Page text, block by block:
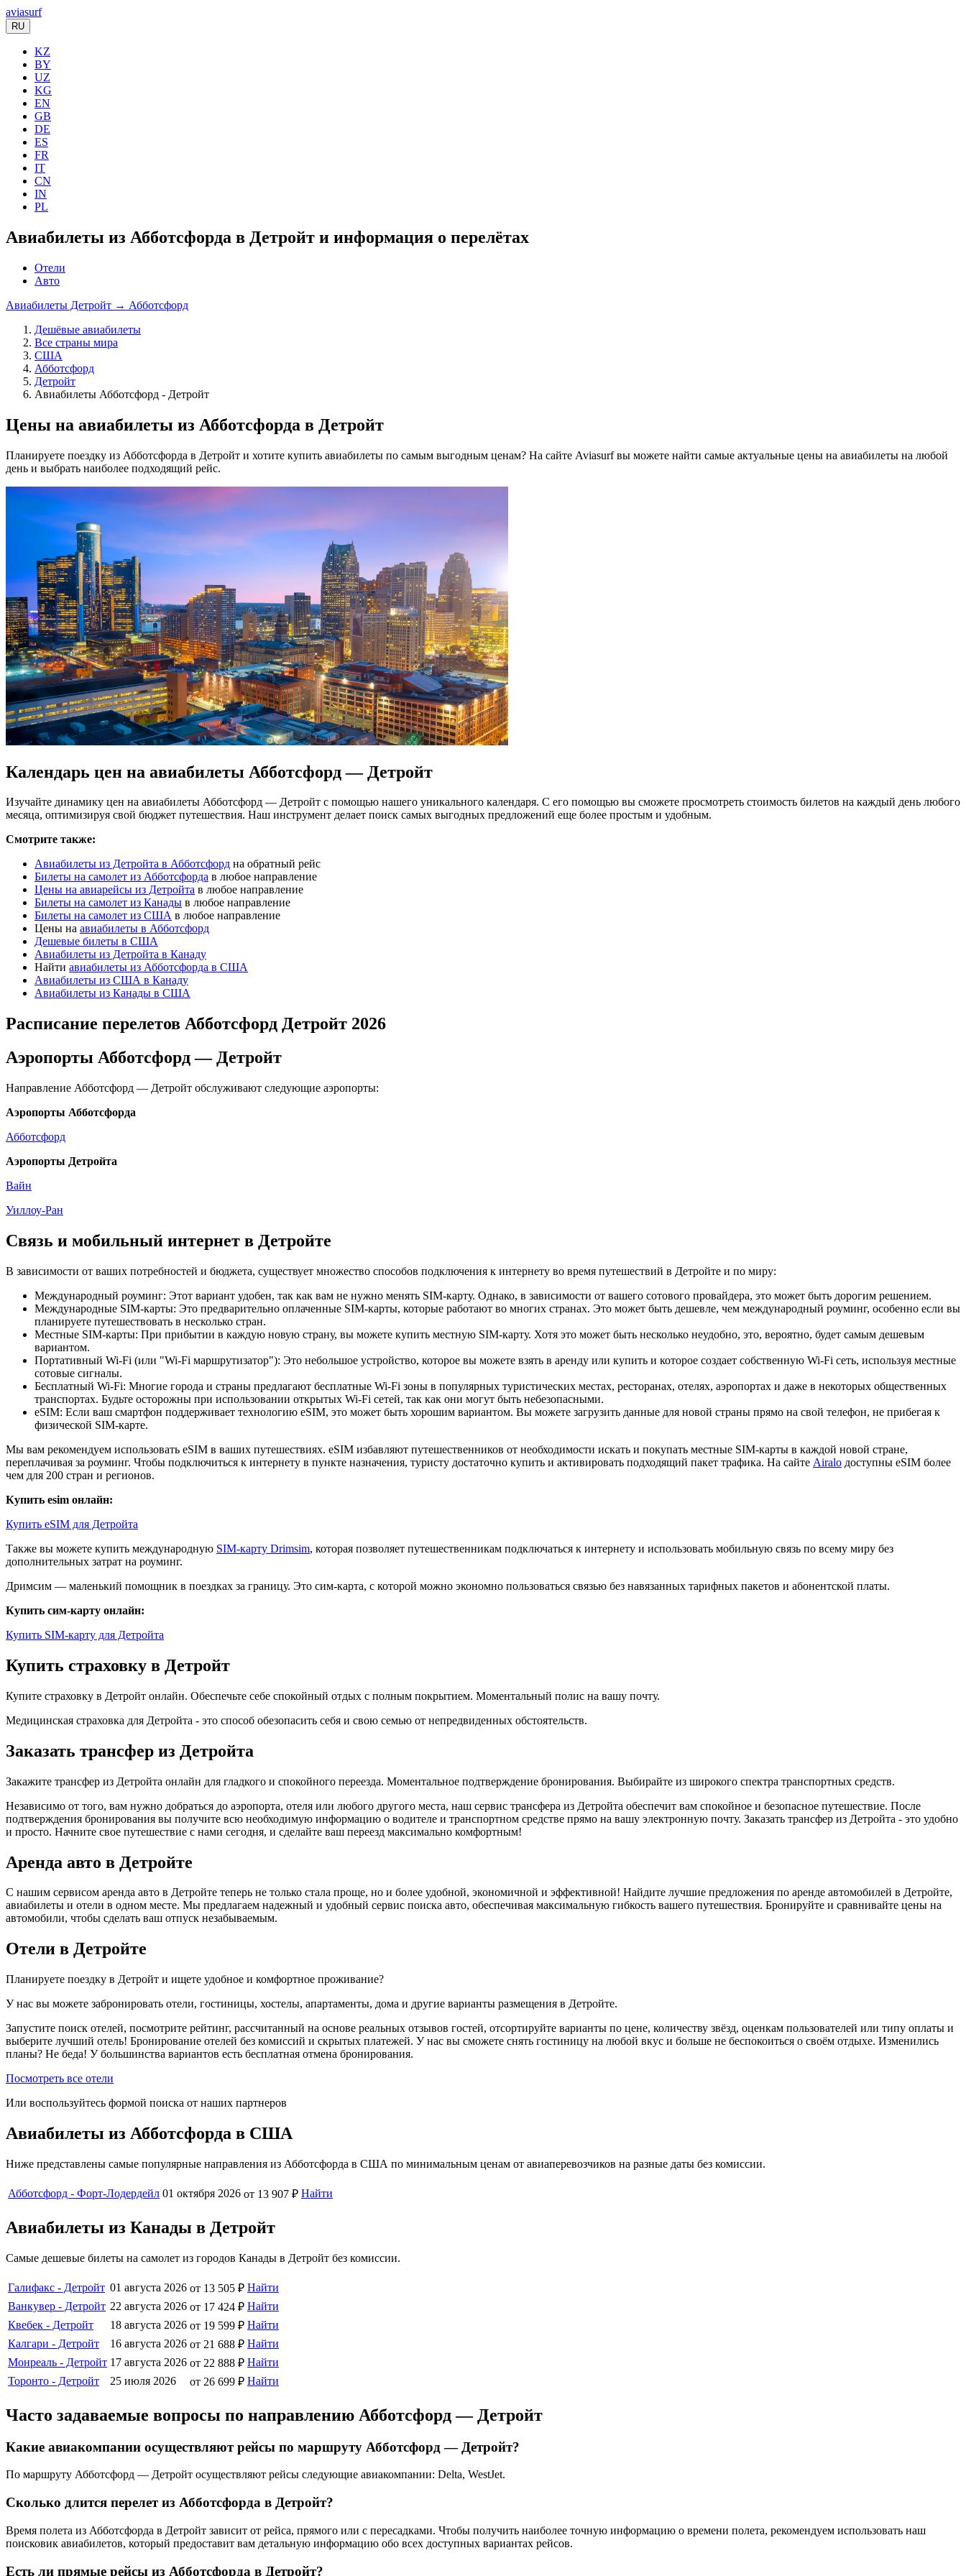
aviasurf
RU
KZ
BY
UZ
KG
EN
GB
DE
ES
FR
IT
CN
IN
PL
Авиабилеты из Абботсфорда в Детройт и информация о перелётах
Отели
Авто
Авиабилеты Детройт → Абботсфорд
Дешёвые авиабилеты
Все страны мира
США
Абботсфорд
Детройт
Авиабилеты Абботсфорд - Детройт
Цены на авиабилеты из Абботсфорда в Детройт
Планируете поездку из Абботсфорда в Детройт и хотите купить авиабилеты по самым выгодным ценам? На сайте Aviasurf вы можете найти самые актуальные цены на авиабилеты на любой
день и выбрать наиболее подходящий рейс.
Календарь цен на авиабилеты Абботсфорд — Детройт
Изучайте динамику цен на авиабилеты Абботсфорд — Детройт с помощью нашего уникального календаря. С его помощью вы сможете просмотреть стоимость билетов на каждый день любого
месяца, оптимизируя свой бюджет путешествия. Наш инструмент делает поиск самых выгодных предложений еще более простым и удобным.
Смотрите также:
Авиабилеты из Детройта в Абботсфорд на обратный рейс
Билеты на самолет из Абботсфорда в любое направление
Цены на авиарейсы из Детройта в любое направление
Билеты на самолет из Канады в любое направление
Билеты на самолет из США в любое направление
Цены на авиабилеты в Абботсфорд
Дешевые билеты в США
Авиабилеты из Детройта в Канаду
Найти авиабилеты из Абботсфорда в США
Авиабилеты из США в Канаду
Авиабилеты из Канады в США
Расписание перелетов Абботсфорд Детройт 2026
Аэропорты Абботсфорд — Детройт
Направление Абботсфорд — Детройт обслуживают следующие аэропорты:
Аэропорты Абботсфорда
Абботсфорд
Аэропорты Детройта
Вайн
Уиллоу-Ран
Связь и мобильный интернет в Детройте
В зависимости от ваших потребностей и бюджета, существует множество способов подключения к интернету во время путешествий в Детройте и по миру:
Международный роуминг: Этот вариант удобен, так как вам не нужно менять SIM-карту. Однако, в зависимости от вашего сотового провайдера, это может быть дорогим решением.
Международные SIM-карты: Это предварительно оплаченные SIM-карты, которые работают во многих странах. Это может быть дешевле, чем международный роуминг, особенно если вы
планируете путешествовать в несколько стран.
Местные SIM-карты: При прибытии в каждую новую страну, вы можете купить местную SIM-карту. Хотя это может быть несколько неудобно, это, вероятно, будет самым дешевым
вариантом.
Портативный Wi-Fi (или "Wi-Fi маршрутизатор"): Это небольшое устройство, которое вы можете взять в аренду или купить и которое создает собственную Wi-Fi сеть, используя местные
сотовые сигналы.
Бесплатный Wi-Fi: Многие города и страны предлагают бесплатные Wi-Fi зоны в популярных туристических местах, ресторанах, отелях, аэропортах и даже в некоторых общественных
транспортах. Будьте осторожны при использовании открытых Wi-Fi сетей, так как они могут быть небезопасными.
eSIM: Если ваш смартфон поддерживает технологию eSIM, это может быть хорошим вариантом. Вы можете загрузить данные для новой страны прямо на свой телефон, не прибегая к
физической SIM-карте.
Мы вам рекомендуем использовать eSIM в ваших путешествиях. eSIM избавляют путешественников от необходимости искать и покупать местные SIM-карты в каждой новой стране,
переплачивая за роуминг. Чтобы подключиться к интернету в пункте назначения, туристу достаточно купить и активировать подходящий пакет трафика. На сайте Airalo доступны eSIM более
чем для 200 стран и регионов.
Купить esim онлайн:
Купить eSIM для Детройта
Также вы можете купить международную SIM-карту Drimsim, которая позволяет путешественникам подключаться к интернету и использовать мобильную связь по всему миру без
дополнительных затрат на роуминг.
Дримсим — маленький помощник в поездках за границу. Это сим-карта, с которой можно экономно пользоваться связью без навязанных тарифных пакетов и абонентской платы.
Купить сим-карту онлайн:
Купить SIM-карту для Детройта
Купить страховку в Детройт
Купите страховку в Детройт онлайн. Обеспечьте себе спокойный отдых с полным покрытием. Моментальный полис на вашу почту.
Медицинская страховка для Детройта - это способ обезопасить себя и свою семью от непредвиденных обстоятельств.
Заказать трансфер из Детройта
Закажите трансфер из Детройта онлайн для гладкого и спокойного переезда. Моментальное подтверждение бронирования. Выбирайте из широкого спектра транспортных средств.
Независимо от того, вам нужно добраться до аэропорта, отеля или любого другого места, наш сервис трансфера из Детройта обеспечит вам спокойное и безопасное путешествие. После
подтверждения бронирования вы получите всю необходимую информацию о водителе и транспортном средстве прямо на вашу электронную почту. Заказать трансфер из Детройта - это удобно
и просто. Начните свое путешествие с нами сегодня, и сделайте ваш переезд максимально комфортным!
Аренда авто в Детройте
С нашим сервисом аренда авто в Детройте теперь не только стала проще, но и более удобной, экономичной и эффективной! Найдите лучшие предложения по аренде автомобилей в Детройте,
авиабилеты и отели в одном месте. Мы предлагаем надежный и удобный сервис поиска авто, обеспечивая максимальную гибкость вашего путешествия. Бронируйте и сравнивайте цены на
автомобили, чтобы сделать ваш отпуск незабываемым.
Отели в Детройте
Планируете поездку в Детройт и ищете удобное и комфортное проживание?
У нас вы можете забронировать отели, гостиницы, хостелы, апартаменты, дома и другие варианты размещения в Детройте.
Запустите поиск отелей, посмотрите рейтинг, рассчитанный на основе реальных отзывов гостей, отсортируйте варианты по цене, количеству звёзд, оценкам пользователей или типу оплаты и
выберите лучший отель! Бронирование отелей без комиссий и скрытых платежей. У нас вы сможете снять гостиницу на любой вкус и больше не беспокоиться о своём отдыхе. Изменились
планы? Не беда! У большинства вариантов есть бесплатная отмена бронирования.
Посмотреть все отели
Или воспользуйтесь формой поиска от наших партнеров
Авиабилеты из Абботсфорда в США
Ниже представлены самые популярные направления из Абботсфорда в США по минимальным ценам от авиаперевозчиков на разные даты без комиссии.
Абботсфорд - Форт-Лодердейл 01 октября 2026 от 13 907 ₽ Найти
Авиабилеты из Канады в Детройт
Самые дешевые билеты на самолет из городов Канады в Детройт без комиссии.
Галифакс - Детройт 01 августа 2026 от 13 505 ₽ Найти
Ванкувер - Детройт 22 августа 2026 от 17 424 ₽ Найти
Квебек - Детройт
18 августа 2026 от 19 599 ₽ Найти
Калгари - Детройт
16 августа 2026 от 21 688 ₽ Найти
Монреаль - Детройт 17 августа 2026 от 22 888 ₽ Найти
Торонто - Детройт
25 июля 2026 от 26 699 ₽ Найти
Часто задаваемые вопросы по направлению Абботсфорд — Детройт
Какие авиакомпании осуществляют рейсы по маршруту Абботсфорд — Детройт?
По маршруту Абботсфорд — Детройт осуществляют рейсы следующие авиакомпании: Delta, WestJet.
Сколько длится перелет из Абботсфорда в Детройт?
Время полета из Абботсфорда в Детройт зависит от рейса, прямого или с пересадками. Чтобы получить наиболее точную информацию о времени полета, рекомендуем использовать наш
поисковик авиабилетов, который предоставит вам детальную информацию обо всех доступных вариантах рейсов.
Есть ли прямые рейсы из Абботсфорда в Детройт?